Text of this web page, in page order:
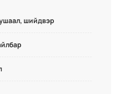
шийдвэр